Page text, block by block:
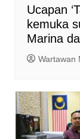
Ucapan
kemuka
Marina
Wartawan